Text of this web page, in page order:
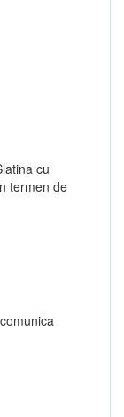
cu
termen de